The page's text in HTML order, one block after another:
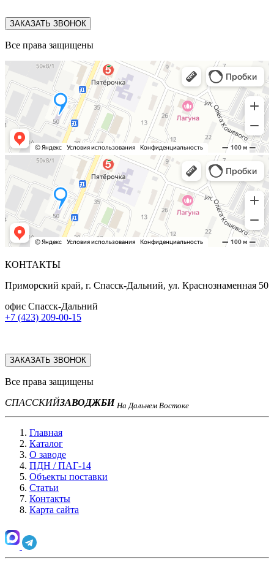
ЗАКАЗАТЬ ЗВОНОК
Все права защищены
КОНТАКТЫ
Приморский край, г. Спасск-Дальний, ул. Краснознаменная 50
офис Спасск-Дальний
+7 (423) 209-00-15
ЗАКАЗАТЬ ЗВОНОК
Все права защищены
СПАССКИЙЗАВОДЖБИ На Дальнем Востоке
Главная
Каталог
О заводе
ПДН / ПАГ-14
Объекты поставки
Статьи
Контакты
Карта сайта